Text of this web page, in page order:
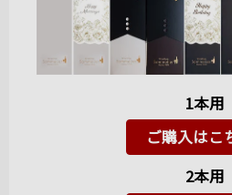
1本用
ご購入はこ
2本用